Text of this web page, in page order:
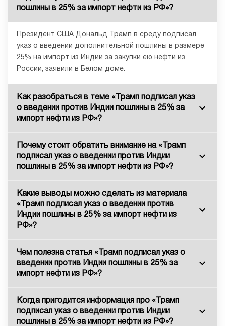
пошлины в 25% за импорт нефти из РФ»?
Президент США Дональд Трамп в среду подписал
указ о введении дополнительной пошлины в размере
25% на импорт из Индии за закупки ею нефти из
России, заявили в Белом доме.
Как разобраться в теме «Трамп подписал указ
о введении против Индии пошлины в 25% за
импорт нефти из РФ»?
Почему стоит обратить внимание на «Трамп
подписал указ о введении против Индии
пошлины в 25% за импорт нефти из РФ»?
Какие выводы можно сделать из материала
«Трамп подписал указ о введении против
Индии пошлины в 25% за импорт нефти из
РФ»?
Чем полезна статья «Трамп подписал указ о
введении против Индии пошлины в 25% за
импорт нефти из РФ»?
Когда пригодится информация про «Трамп
подписал указ о введении против Индии
пошлины в 25% за импорт нефти из РФ»?